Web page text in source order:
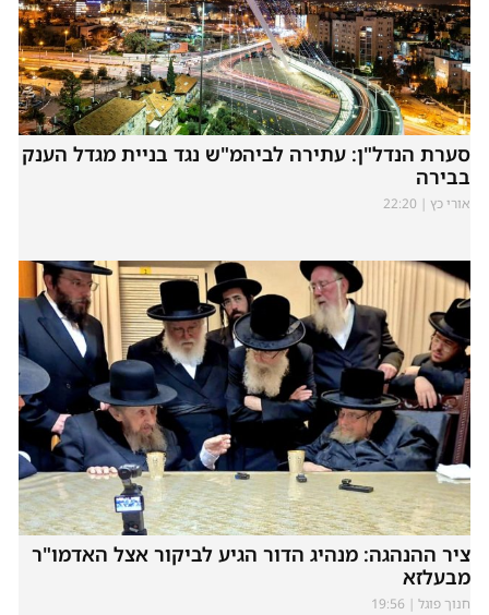
סערת הנדל"ן: עתירה לביהמ"ש נגד בניית מגדל הענק
בבירה
אורי כץ
ציר ההנהגה: מנהיג הדור הגיע לביקור אצל האדמו"ר
מבעלזא
חנוך פוגל